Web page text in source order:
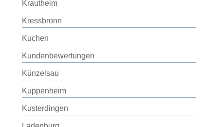
Krautheim
Kressbronn
Kuchen
Kundenbewertungen
Künzelsau
Kuppenheim
Kusterdingen